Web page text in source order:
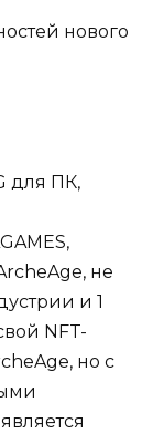
нового
для ПК,
не
и 1
NFT-
но с